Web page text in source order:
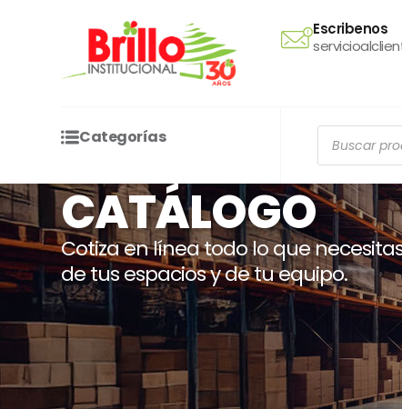
Escribenos
Categorías
de
productos
CATÁLOGO
Cotiza en línea todo lo que
de tus espacios y de tu equipo.